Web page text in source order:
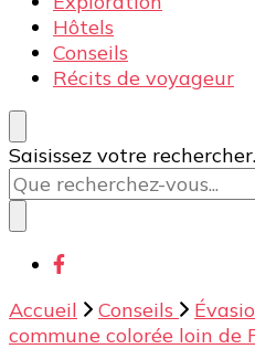
Hôtels
Conseils
Récits de voyageur
Vous
recherchiez
quelque
chose ?
Saisissez votre rechercher.
Accueil Conseils
commune colorée loin de